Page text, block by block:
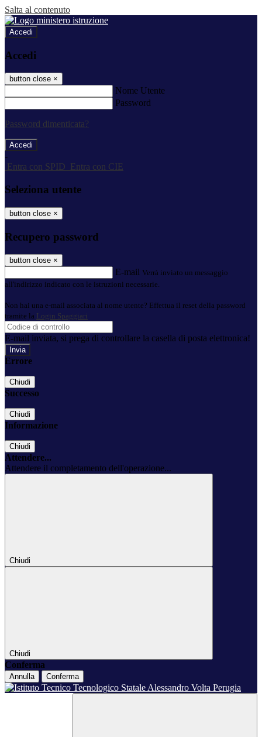
Salta al contenuto
Accedi
Accedi
button close ×
Nome Utente
Password
Password dimenticata?
-
Entra con SPID
Entra con CIE
Seleziona utente
button close ×
Recupero password
button close ×
E-mail Verrà inviato un messaggio
all'indirizzo indicato con le istruzioni necessarie.
Non hai una e-mail associata al nome utente? Effettua il reset della password
tramite la Login Spaggiari
E-mail inviata, si prega di controllare la casella di posta elettronica!
Errore
Chiudi
Successo
Chiudi
Informazione
Chiudi
Attendere...
Attendere il completamento dell'operazione...
Chiudi
Chiudi
Conferma
Annulla Conferma